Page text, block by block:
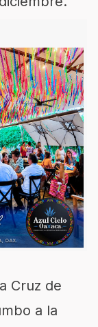
Cruz de
a la